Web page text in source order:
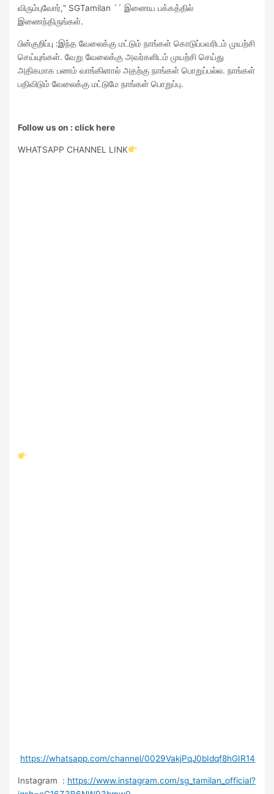
விரும்புவோர்,“ SGTamilan ´´ இணைய பக்கத்தில்
இணைந்திருங்கள்.
பின்குறிப்பு :இந்த வேலைக்கு மட்டும் நாங்கள் கொடுப்பவரிடம் முயற்சி
செய்யுங்கள். வேறு வேலைக்கு அவர்களிடம் முயற்சி செய்து
அதிகமாக பணம் வாங்கினால் அதற்கு நாங்கள் பொறுப்பல்ல. நாங்கள்
பதிவிடும் வேலைக்கு மட்டுமே நாங்கள் பொறுப்பு.
Follow us on : click here
WHATSAPP CHANNEL LINK
https://whatsapp.com/channel/0029VakjPqJ0bIdqf8hGIR14
Instagram : https://www.instagram.com/sg_tamilan_official?